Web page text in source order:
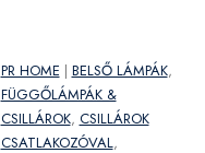
PR HOME | BELSŐ LÁMPÁK,
FÜGGŐLÁMPÁK &
CSILLÁROK, CSILLÁROK
CSATLAKOZÓVAL,